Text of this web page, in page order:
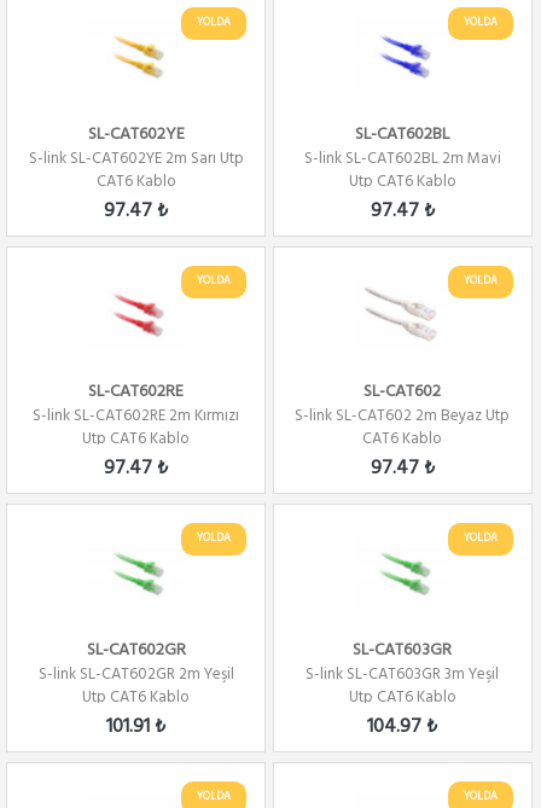
YOLDA
SL-CAT602YE
S-link SL-CAT602YE 2m Sarı Utp
CAT6 Kablo
97.47 ₺
YOLDA
SL-CAT602BL
S-link SL-CAT602BL 2m Mavi
Utp CAT6 Kablo
97.47 ₺
YOLDA
SL-CAT602RE
S-link SL-CAT602RE 2m Kırmızı
Utp CAT6 Kablo
97.47 ₺
YOLDA
SL-CAT602
S-link SL-CAT602 2m Beyaz Utp
CAT6 Kablo
97.47 ₺
YOLDA
SL-CAT602GR
S-link SL-CAT602GR 2m Yeşil
Utp CAT6 Kablo
101.91 ₺
YOLDA
SL-CAT603GR
S-link SL-CAT603GR 3m Yeşil
Utp CAT6 Kablo
104.97 ₺
YOLDA YOLDA